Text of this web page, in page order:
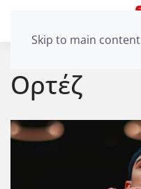
Skip to main content
Ορτέζ